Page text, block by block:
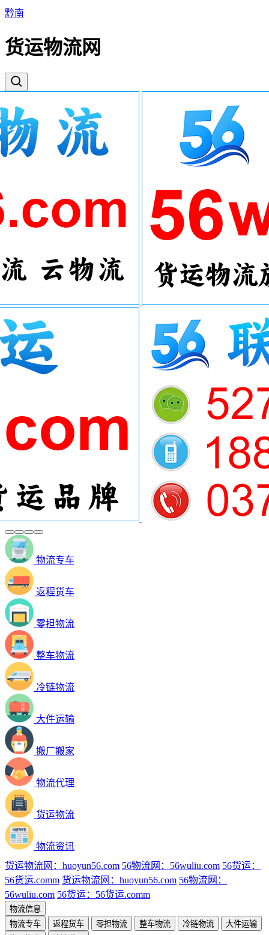
黔南
货运物流网
物流专车
返程货车
零担物流
整车物流
冷链物流
大件运输
搬厂搬家
物流代理
货运物流
物流资讯
货运物流网：huoyun56.com 56物流网：56wuliu.com 56货运：
56货运.comm 货运物流网：huoyun56.com 56物流网：
56wuliu.com 56货运：56货运.comm
物流信息
物流专车
返程货车 零担物流 整车物流 冷链物流
大件运输